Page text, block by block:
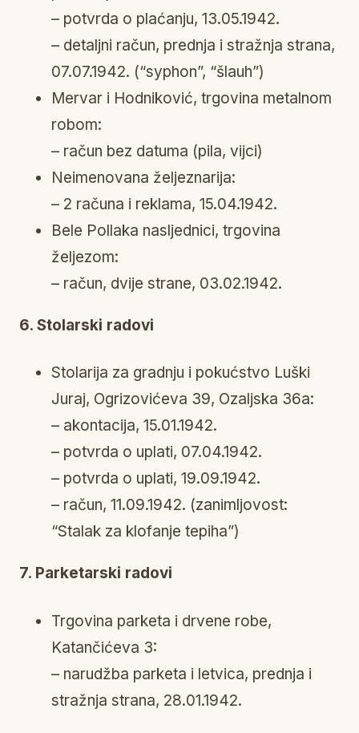
– potvrda o plaćanju, 13.05.1942.
– detaljni račun, prednja i stražnja strana,
07.07.1942. (“syphon”, “šlauh”)
Mervar i Hodniković, trgovina metalnom
robom:
– račun bez datuma (pila, vijci)
Neimenovana željeznarija:
– 2 računa i reklama, 15.04.1942.
Bele Pollaka nasljednici, trgovina
željezom:
– račun, dvije strane, 03.02.1942.
6. Stolarski radovi
Stolarija za gradnju i pokućstvo Luški
Juraj, Ogrizovićeva 39, Ozaljska 36a:
– akontacija, 15.01.1942.
– potvrda o uplati, 07.04.1942.
– potvrda o uplati, 19.09.1942.
– račun, 11.09.1942. (zanimljovost:
“Stalak za klofanje tepiha”)
7. Parketarski radovi
Trgovina parketa i drvene robe,
Katančićeva 3:
– narudžba parketa i letvica, prednja i
stražnja strana, 28.01.1942.